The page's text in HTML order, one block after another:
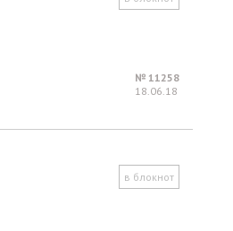
№ 11258
18.06.18
в блокнот